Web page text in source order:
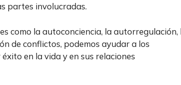
partes involucradas.
como la autoconciencia, la autorregulación,
de conflictos, podemos ayudar a los
en la vida y en sus relaciones